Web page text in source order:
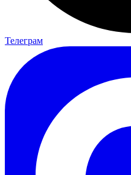
Телеграм